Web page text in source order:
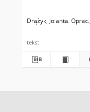
Drążyk, Jolanta. Oprac.
tekst